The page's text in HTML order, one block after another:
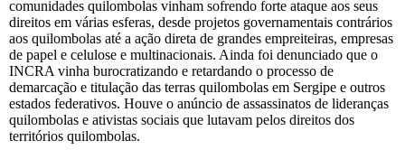
comunidades quilombolas vinham sofrendo forte ataque aos seus
direitos em várias esferas, desde projetos governamentais contrários
aos quilombolas até a ação direta de grandes empreiteiras, empresas
de papel e celulose e multinacionais. Ainda foi denunciado que o
INCRA vinha burocratizando e retardando o processo de
demarcação e titulação das terras quilombolas em Sergipe e outros
estados federativos. Houve o anúncio de assassinatos de lideranças
quilombolas e ativistas sociais que lutavam pelos direitos dos
territórios quilombolas.